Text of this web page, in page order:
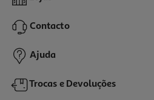
6,99 €
Contacto
Ajuda
Trocas e Devoluções